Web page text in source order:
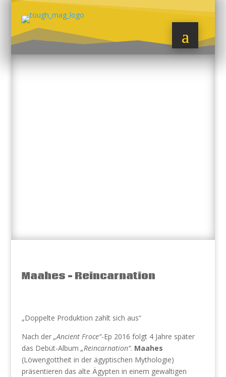
Maahes – Reincarnation
„Doppelte Produktion zahlt sich aus“
Nach der „Ancient Froce“-Ep 2016 folgt 4 Jahre später
das Debüt-Album „Reincarnation“. Maahes
(Löwengottheit in der ägyptischen Mythologie)
präsentieren das alte Ägypten in einem gewaltigen